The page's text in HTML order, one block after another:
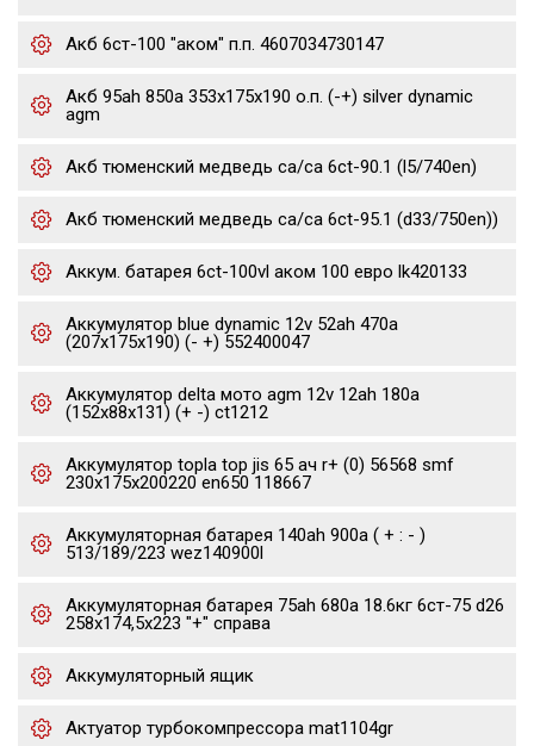
Акб 6ст-100 "аком" п.п. 4607034730147
Акб 95ah 850a 353x175x190 о.п. (-+) silver dynamic
agm
Акб тюменский медведь ca/ca 6ct-90.1 (l5/740en)
Акб тюменский медведь ca/ca 6ct-95.1 (d33/750en))
Аккум. батарея 6ct-100vl аком 100 евро lk420133
Аккумулятор blue dynamic 12v 52ah 470a
(207x175x190) (- +) 552400047
Аккумулятор delta мото agm 12v 12ah 180a
(152x88x131) (+ -) ct1212
Аккумулятор topla top jis 65 ач r+ (0) 56568 smf
230x175x200220 en650 118667
Аккумуляторная батарея 140ah 900a ( + : - )
513/189/223 wez140900l
Аккумуляторная батарея 75ah 680a 18.6кг 6ст-75 d26
258x174,5x223 "+" справа
Аккумуляторный ящик
Актуатор турбокомпрессора mat1104gr